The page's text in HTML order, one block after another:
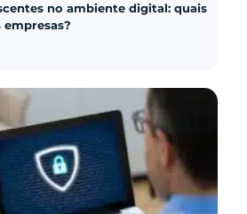
no ambiente digital: quais